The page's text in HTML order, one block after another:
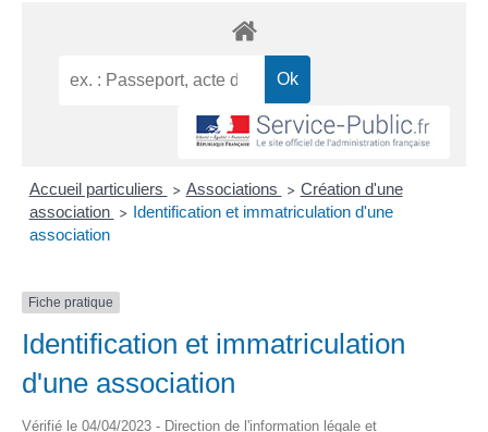
Accueil particuliers > Associations > Création d'une
association > Identification et immatriculation d'une
association
Fiche pratique
Identification et immatriculation
d'une association
Vérifié le 04/04/2023 - Direction de l'information légale et